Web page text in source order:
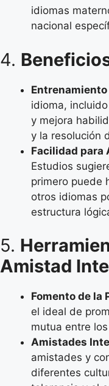
idiomas
nacional
4.
idioma,
y mejora
y la resolución
Facilidad para
Estudios
primero puede
otros idiomas
estructura
5.
Amistad
Fomento de la
el ideal de
mutua entre
Amistades
amistades y
diferentes